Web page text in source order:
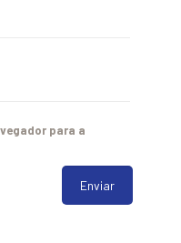
para a